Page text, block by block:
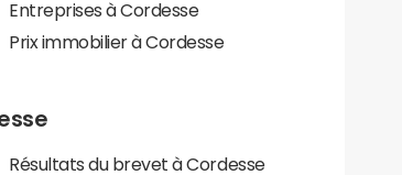
Entreprises à Cordesse
Prix immobilier à Cordesse
Résultats du brevet à Cordesse